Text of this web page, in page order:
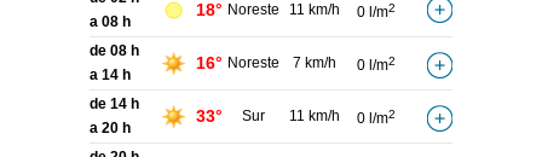
a 08 h
18° Noreste 11 km/h 0 l/m2
de 08 h
a 14 h
16° Noreste 7 km/h 0 l/m2
de 14 h
a 20 h
33° Sur 11 km/h 0 l/m2